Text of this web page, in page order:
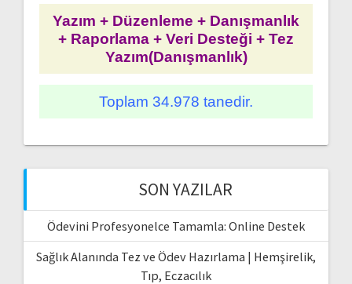
Yazım + Düzenleme + Danışmanlık
+ Raporlama + Veri Desteği + Tez
Yazım(Danışmanlık)
Toplam 34.978 tanedir.
SON YAZILAR
Ödevini Profesyonelce Tamamla: Online Destek
Sağlık Alanında Tez ve Ödev Hazırlama | Hemşirelik,
Tıp, Eczacılık